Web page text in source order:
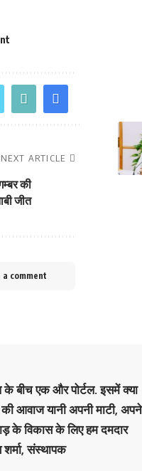
NEXT ARTICLE
की
जीत
a comment
के बीच एक और पोर्टल. इसमें क्या
आवाज यानी अपनी माटी, अपने
के विकास के लिए हम दमदार
संस्‍थापक